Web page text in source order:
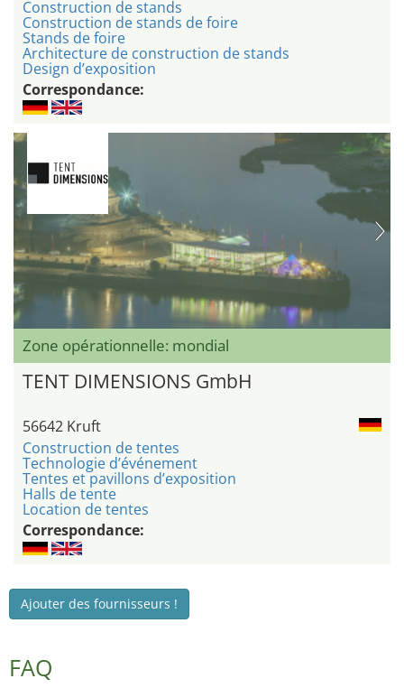
Construction de stands
Construction de stands de foire
Stands de foire
Architecture de construction de stands
Design d’exposition
Correspondance:
Zone opérationnelle: mondial
TENT DIMENSIONS GmbH
56642 Kruft
Construction de tentes
Technologie d’événement
Tentes et pavillons d’exposition
Halls de tente
Location de tentes
Correspondance:
Ajouter des fournisseurs !
FAQ